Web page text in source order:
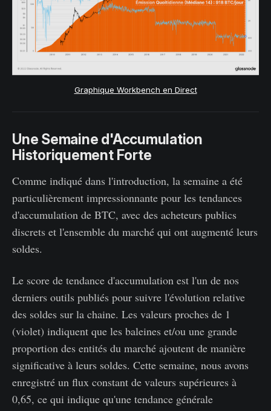
Graphique Workbench en Direct
Une Semaine d'Accumulation
Historiquement Forte
Comme indiqué dans l'introduction, la semaine a été
particulièrement impressionnante pour les tendances
d'accumulation de BTC, avec des acheteurs publics
discrets et l'ensemble du marché qui ont augmenté leurs
soldes.
Le score de tendance d'accumulation est l'un de nos
derniers outils publiés pour suivre l'évolution relative
des soldes sur la chaine. Les valeurs proches de 1
(violet) indiquent que les baleines et/ou une grande
proportion des entités du marché ajoutent de manière
significative à leurs soldes. Cette semaine, nous avons
enregistré un flux constant de valeurs supérieures à
0,65, ce qui indique qu'une tendance générale